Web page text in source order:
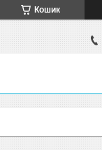
Кошик